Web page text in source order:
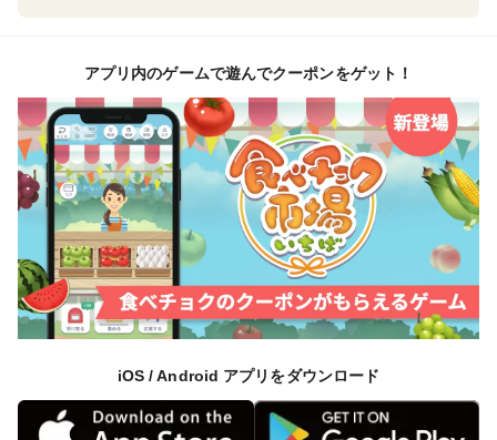
アプリ内のゲームで遊んでクーポンをゲット！
iOS / Android アプリをダウンロード